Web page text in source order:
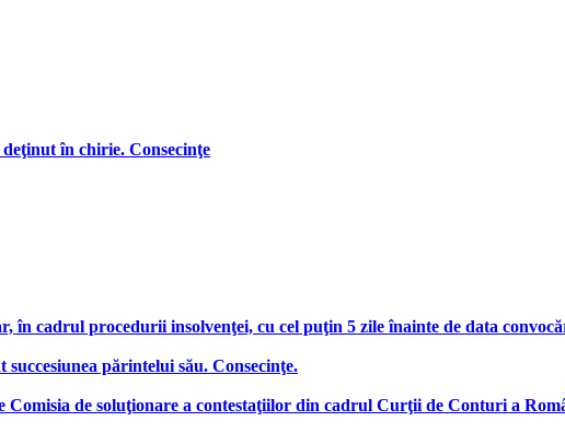
în chirie. Consecinţe
cadrul procedurii insolvenţei, cu cel puţin 5 zile înainte de data
părintelui său. Consecinţe.
de soluţionare a contestaţiilor din cadrul Curţii de Conturi a